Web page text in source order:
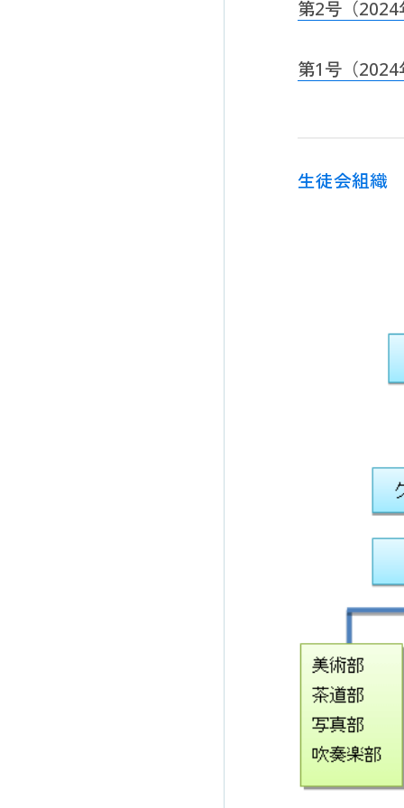
第2号（
第1号（
生徒会組織